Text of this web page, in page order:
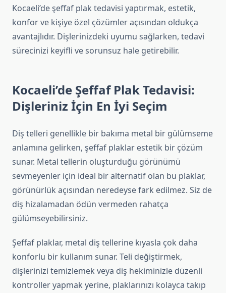
Kocaeli’de şeffaf plak tedavisi yaptırmak, estetik,
konfor ve kişiye özel çözümler açısından oldukça
avantajlıdır. Dişlerinizdeki uyumu sağlarken, tedavi
sürecinizi keyifli ve sorunsuz hale getirebilir.
Kocaeli’de Şeffaf Plak Tedavisi:
Dişleriniz İçin En İyi Seçim
Diş telleri genellikle bir bakıma metal bir gülümseme
anlamına gelirken, şeffaf plaklar estetik bir çözüm
sunar. Metal tellerin oluşturduğu görünümü
sevmeyenler için ideal bir alternatif olan bu plaklar,
görünürlük açısından neredeyse fark edilmez. Siz de
diş hizalamadan ödün vermeden rahatça
gülümseyebilirsiniz.
Şeffaf plaklar, metal diş tellerine kıyasla çok daha
konforlu bir kullanım sunar. Teli değiştirmek,
dişlerinizi temizlemek veya diş hekiminizle düzenli
kontroller yapmak yerine, plaklarınızı kolayca takıp